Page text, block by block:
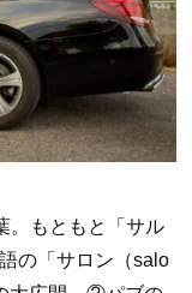
。もともと「サル
の「サロン（salo